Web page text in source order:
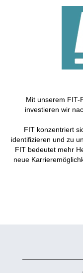
Mit unserem FIT-
investieren wir
FIT konzentriert
identifizieren und zu
FIT bedeutet mehr
neue